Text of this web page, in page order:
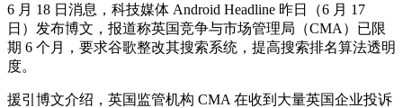
6 月 18 日消息，科技媒体 Android Headline 昨日（6 月 17
日）发布博文，报道称英国竞争与市场管理局（CMA）已限
期 6 个月，要求谷歌整改其搜索系统，提高搜索排名算法透明
度。
援引博文介绍，英国监管机构 CMA 在收到大量英国企业投诉